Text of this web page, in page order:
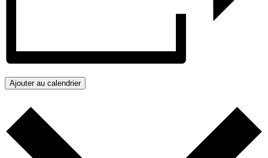
Ajouter au calendrier